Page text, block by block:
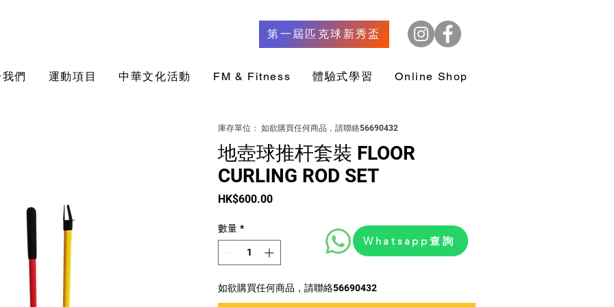
第一屆匹克球新秀盃
們 ​運動項目 中華文化活動 FM & Fitness 體驗式學習 Online Shop
庫存單位： 如欲購買任何商品，請聯絡56690432
地壺球推杆套裝 FLOOR
CURLING ROD SET
HK$600.00價
數量 *
如欲購買任何商品，請聯絡56690432
Whatsapp查詢